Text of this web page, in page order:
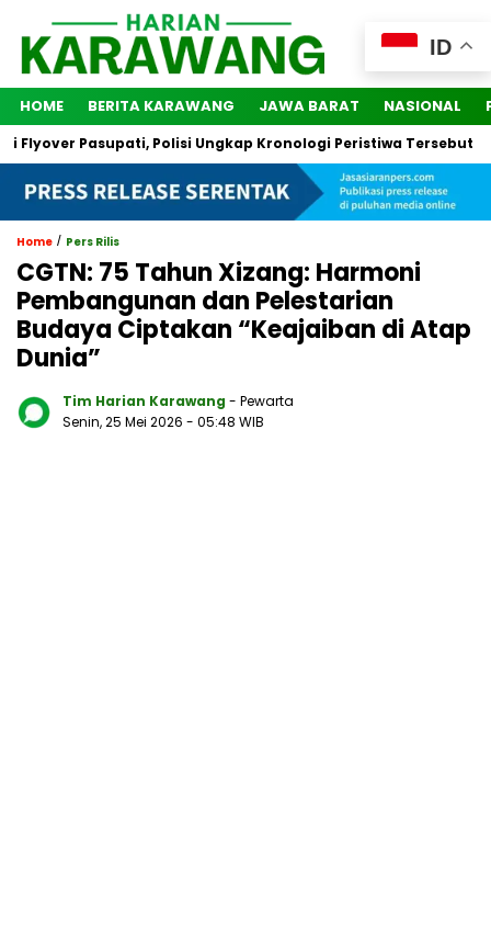
HOME BERITA KARAWANG JAWA BARAT NASIONAL
Pasupati, Polisi Ungkap Kronologi Peristiwa Tersebut
Home / Pers Rilis
CGTN: 75 Tahun Xizang: Harmoni
Pembangunan dan Pelestarian
Budaya Ciptakan “Keajaiban di Atap
Dunia”
Tim Harian Karawang - Pewarta
Senin, 25 Mei 2026 - 05:48 WIB
ID